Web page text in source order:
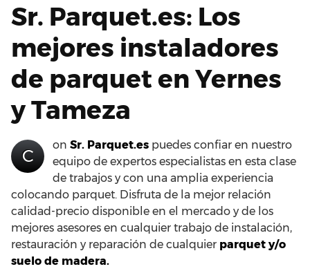
Sr. Parquet.es: Los
mejores instaladores
de parquet en Yernes
y Tameza
C
on Sr. Parquet.es puedes confiar en nuestro
equipo de expertos especialistas en esta clase
de trabajos y con una amplia experiencia
colocando parquet. Disfruta de la mejor relación
calidad-precio disponible en el mercado y de los
mejores asesores en cualquier trabajo de instalación,
restauración y reparación de cualquier parquet y/o
suelo de madera.